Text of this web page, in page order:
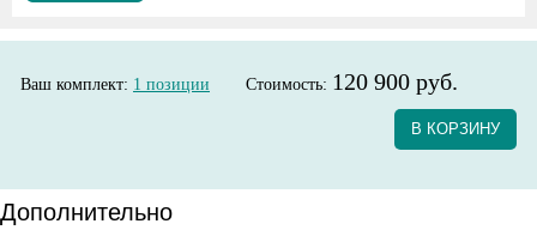
Ваш комплект: 1 позиции Стоимость: 120 900 руб.
В КОРЗИНУ
Дополнительно